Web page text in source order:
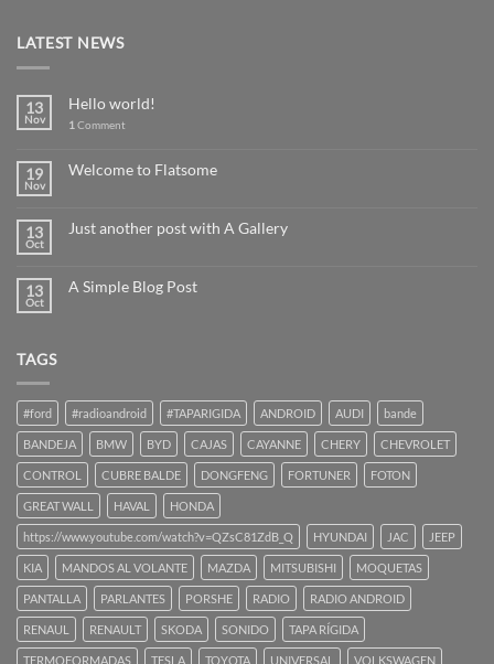
LATEST NEWS
13
Nov
Hello world!
1Comment
19
Nov
Welcome to Flatsome
13
Oct
Just another post with A Gallery
13
Oct
A Simple Blog Post
TAGS
#ford #radioandroid #TAPARIGIDA ANDROID AUDI bande
BANDEJA BMW BYD CAJAS CAYANNE CHERY CHEVROLET
CONTROL CUBRE BALDE DONGFENG FORTUNER FOTON
GREAT WALL HAVAL HONDA
https://www.youtube.com/watch?v=QZsC81ZdB_Q HYUNDAI JAC JEEP
KIA MANDOS AL VOLANTE MAZDA MITSUBISHI MOQUETAS
PANTALLA PARLANTES PORSHE RADIO RADIO ANDROID
RENAUL RENAULT SKODA SONIDO TAPA RÍGIDA
TERMOFORMADAS TESLA TOYOTA UNIVERSAL VOLKSWAGEN